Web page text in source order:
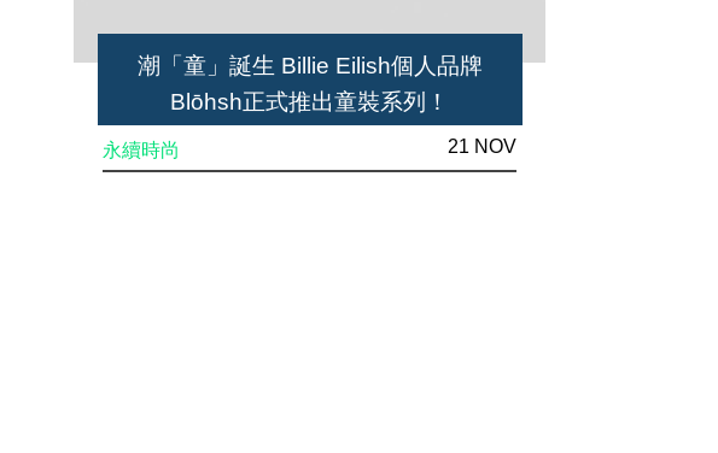
潮「童」誕生 Billie Eilish個人品牌
Blōhsh正式推出童裝系列！
永續時尚 21 NOV